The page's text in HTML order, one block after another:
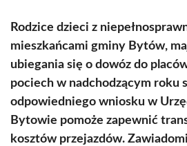
Rodzice dzieci z
mieszkańcami gminy Bytów,
ubiegania się o dowóz do
pociech w nadchodzącym roku
odpowiedniego wniosku w
Bytowie pomoże zapewnić
kosztów przejazdów.